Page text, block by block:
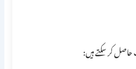
کر سکتے ہیں: